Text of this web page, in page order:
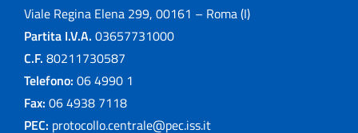
Viale Regina Elena 299, 00161 – Roma (I)
Partita I.V.A. 03657731000
C.F. 80211730587
Telefono: 06 4990 1
Fax: 06 4938 7118
PEC: protocollo.centrale@pec.iss.it